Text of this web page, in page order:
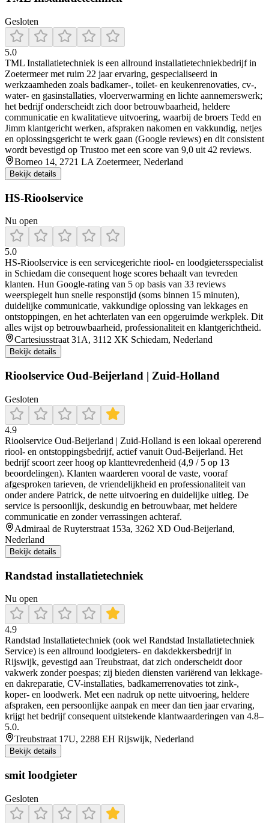
Gesloten
5.0
TML Installatietechniek is een allround installatietechniekbedrijf in
Zoetermeer met ruim 22 jaar ervaring, gespecialiseerd in
werkzaamheden zoals badkamer-, toilet- en keukenrenovaties, cv-,
water- en gasinstallaties, vloerverwarming en lichte aannemerswerk;
het bedrijf onderscheidt zich door betrouwbaarheid, heldere
communicatie en kwalitatieve uitvoering, waarbij de broers Tedd en
Jimm klantgericht werken, afspraken nakomen en vakkundig, netjes
en oplossingsgericht te werk gaan (Google reviews) en dit consistent
wordt bevestigd op Trustoo met een score van 9,0 uit 42 reviews.
Borneo 14, 2721 LA Zoetermeer, Nederland
Bekijk details
HS-Rioolservice
Nu open
5.0
HS‑Rioolservice is een servicegerichte riool- en loodgietersspecialist
in Schiedam die consequent hoge scores behaalt van tevreden
klanten. Hun Google‑rating van 5 op basis van 33 reviews
weerspiegelt hun snelle responstijd (soms binnen 15 minuten),
duidelijke communicatie, vakkundige oplossing van lekkages en
ontstoppingen, en het achterlaten van een opgeruimde werkplek. Dit
alles wijst op betrouwbaarheid, professionaliteit en klantgerichtheid.
Cartesiusstraat 31A, 3112 XK Schiedam, Nederland
Bekijk details
Rioolservice Oud-Beijerland | Zuid-Holland
Gesloten
4.9
Rioolservice Oud‑Beijerland | Zuid‑Holland is een lokaal opererend
riool- en ontstoppingsbedrijf, actief vanuit Oud-Beijerland. Het
bedrijf scoort zeer hoog op klanttevredenheid (4,9 / 5 op 13
beoordelingen). Klanten waarderen vooral de vaste, vooraf
afgesproken tarieven, de vriendelijkheid en professionaliteit van
onder andere Patrick, de nette uitvoering en duidelijke uitleg. De
service is persoonlijk, deskundig en betrouwbaar, met heldere
communicatie en zonder verrassingen achteraf.
Admiraal de Ruyterstraat 153a, 3262 XD Oud-Beijerland,
Nederland
Bekijk details
Randstad installatietechniek
Nu open
4.9
Randstad Installatietechniek (ook wel Randstad Installatietechniek
Service) is een allround loodgieters- en dakdekkersbedrijf in
Rijswijk, gevestigd aan Treubstraat, dat zich onderscheidt door
vakwerk zonder poespas; zij bieden diensten variërend van lekkage-
en dakreparatie, CV-installaties, badkamerrenovaties tot zink-,
koper- en loodwerk. Met een nadruk op nette uitvoering, heldere
afspraken, een persoonlijke aanpak en meer dan tien jaar ervaring,
krijgt het bedrijf consequent uitstekende klantwaarderingen van 4.8–
5.0.
Treubstraat 17U, 2288 EH Rijswijk, Nederland
Bekijk details
smit loodgieter
Gesloten